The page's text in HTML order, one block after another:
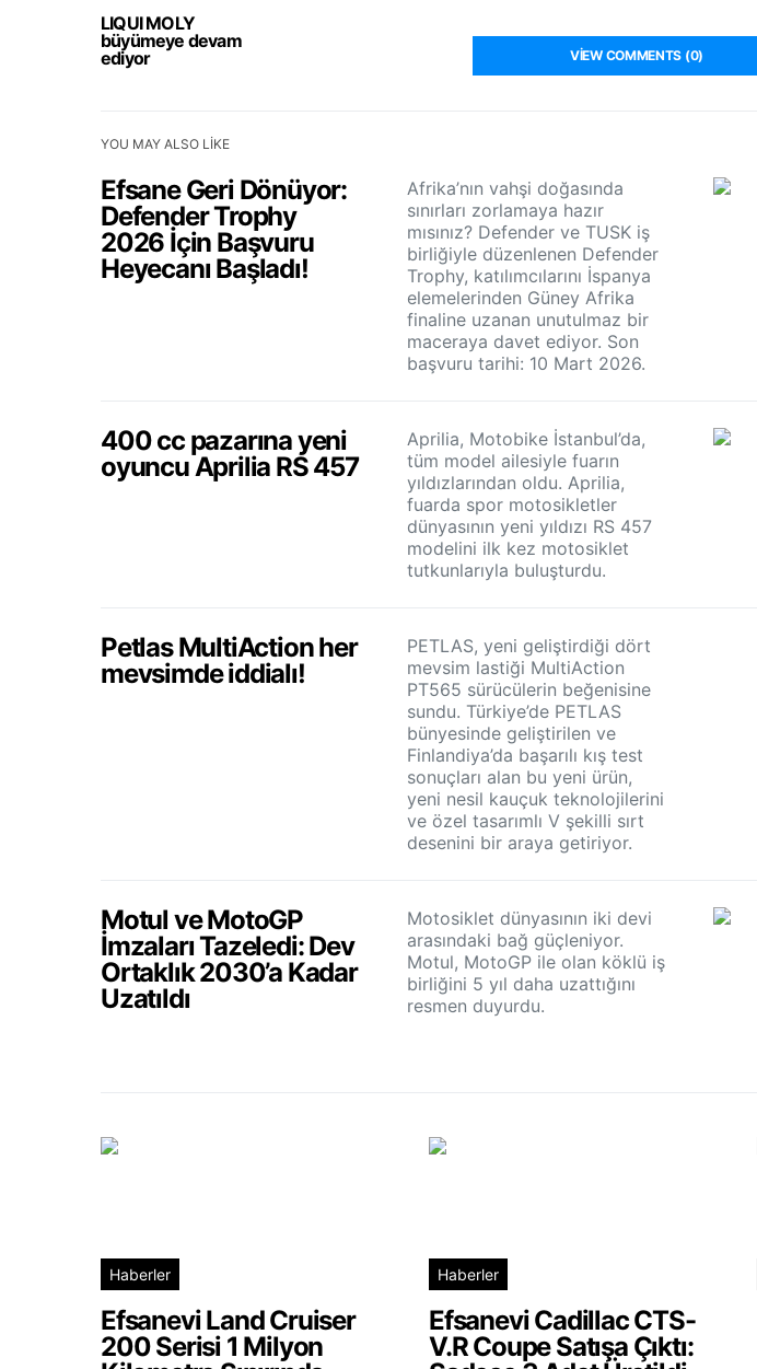
LIQUI MOLY
büyümeye devam
ediyor
VIEW COMMENTS (0)
YOU MAY ALSO LIKE
Efsane Geri Dönüyor:
Defender Trophy
2026 İçin Başvuru
Heyecanı Başladı!
Afrika’nın vahşi doğasında
sınırları zorlamaya hazır
mısınız? Defender ve TUSK iş
birliğiyle düzenlenen Defender
Trophy, katılımcılarını İspanya
elemelerinden Güney Afrika
finaline uzanan unutulmaz bir
maceraya davet ediyor. Son
başvuru tarihi: 10 Mart 2026.
400 cc pazarına yeni
oyuncu Aprilia RS 457
Aprilia, Motobike İstanbul’da,
tüm model ailesiyle fuarın
yıldızlarından oldu. Aprilia,
fuarda spor motosikletler
dünyasının yeni yıldızı RS 457
modelini ilk kez motosiklet
tutkunlarıyla buluşturdu.
Petlas MultiAction her
mevsimde iddialı!
PETLAS, yeni geliştirdiği dört
mevsim lastiği MultiAction
PT565 sürücülerin beğenisine
sundu. Türkiye’de PETLAS
bünyesinde geliştirilen ve
Finlandiya’da başarılı kış test
sonuçları alan bu yeni ürün,
yeni nesil kauçuk teknolojilerini
ve özel tasarımlı V şekilli sırt
desenini bir araya getiriyor.
Motul ve MotoGP
İmzaları Tazeledi: Dev
Ortaklık 2030’a Kadar
Uzatıldı
Motosiklet dünyasının iki devi
arasındaki bağ güçleniyor.
Motul, MotoGP ile olan köklü iş
birliğini 5 yıl daha uzattığını
resmen duyurdu.
Haberler
Efsanevi Land Cruiser
200 Serisi 1 Milyon
Haberler
Efsanevi Cadillac CTS-
V.R Coupe Satışa Çıktı: